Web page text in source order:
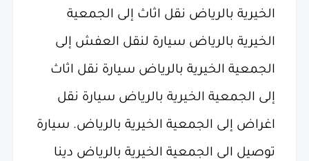
الخيرية بالرياض نقل اثاث إلى الجمعية
الخيرية بالرياض سيارة لنقل العفش إلى
الجمعية الخيرية بالرياض سيارة نقل اثاث
إلى الجمعية الخيرية بالرياض سيارة نقل
اغراض إلى الجمعية الخيرية بالرياض. سيارة
توصيل الى الجمعية الخيرية بالرياض دينا